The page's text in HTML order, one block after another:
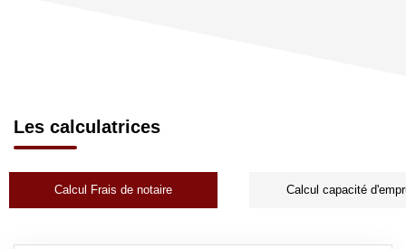
Les calculatrices
Calcul Frais de notaire Calcul capacité